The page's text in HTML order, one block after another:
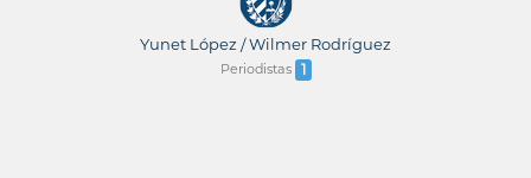
Yunet López / Wilmer Rodríguez
Periodistas 1